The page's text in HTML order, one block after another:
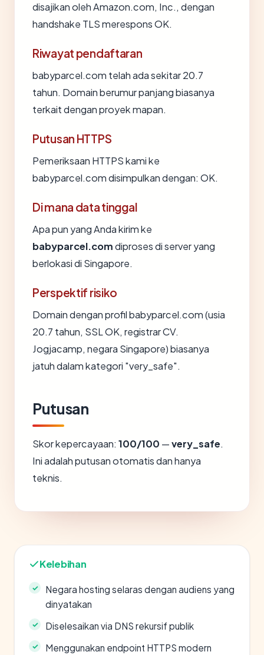
disajikan oleh Amazon.com, Inc., dengan
handshake TLS merespons OK.
Riwayat pendaftaran
babyparcel.com telah ada sekitar 20.7
tahun. Domain berumur panjang biasanya
terkait dengan proyek mapan.
Putusan HTTPS
Pemeriksaan HTTPS kami ke
babyparcel.com disimpulkan dengan: OK.
Di mana data tinggal
Apa pun yang Anda kirim ke
babyparcel.comdiproses di server yang
berlokasi di Singapore.
Perspektif risiko
Domain dengan profil babyparcel.com (usia
20.7 tahun, SSL OK, registrar CV.
Jogjacamp, negara Singapore) biasanya
jatuh dalam kategori "very_safe".
Putusan
Skor kepercayaan: 100/100 —very_safe.
Ini adalah putusan otomatis dan hanya
teknis.
Kelebihan
Negara hosting selaras dengan audiens yang
dinyatakan
Diselesaikan via DNS rekursif publik
Menggunakan endpoint HTTPS modern